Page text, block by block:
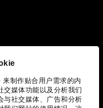
制作贴合用户需求的内
交媒体功能以及分析我们
与社交媒体、广告和分析